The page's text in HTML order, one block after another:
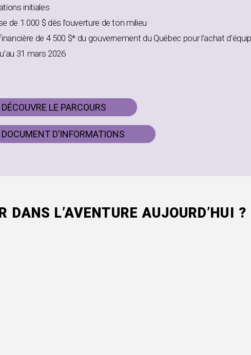
initiales
de 1 000 $ dès l’ouverture de ton milieu
de 4 500 $* du gouvernement du Québec pour l’achat
31 mars 2026
DÉCOUVRE LE PARCOURS
DOCUMENT D’INFORMATIONS
DANS L’AVENTURE AUJOURD’HUI ?